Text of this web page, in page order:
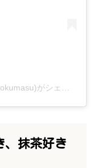
、抹茶好き